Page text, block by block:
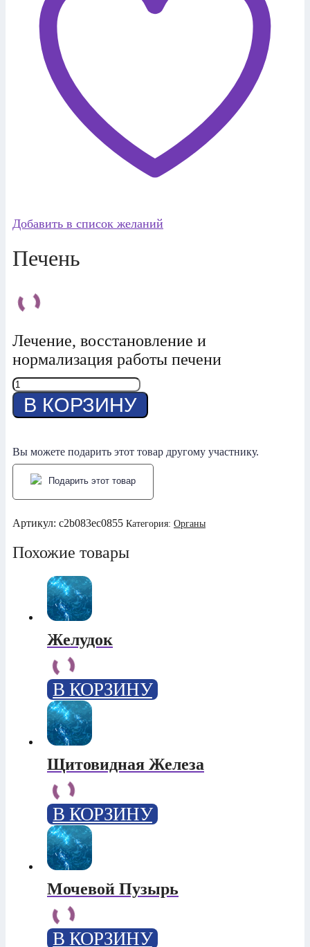
Добавить в список желаний
Печень
Лечение, восстановление и
нормализация работы печени
Количество
товара
Печень
В КОРЗИНУ
Вы можете подарить этот товар другому участнику.
Подарить этот товар
Артикул: c2b083ec0855 Категория: Органы
Похожие товары
Желудок
В КОРЗИНУ
Щитовидная Железа
В КОРЗИНУ
Мочевой Пузырь
В КОРЗИНУ